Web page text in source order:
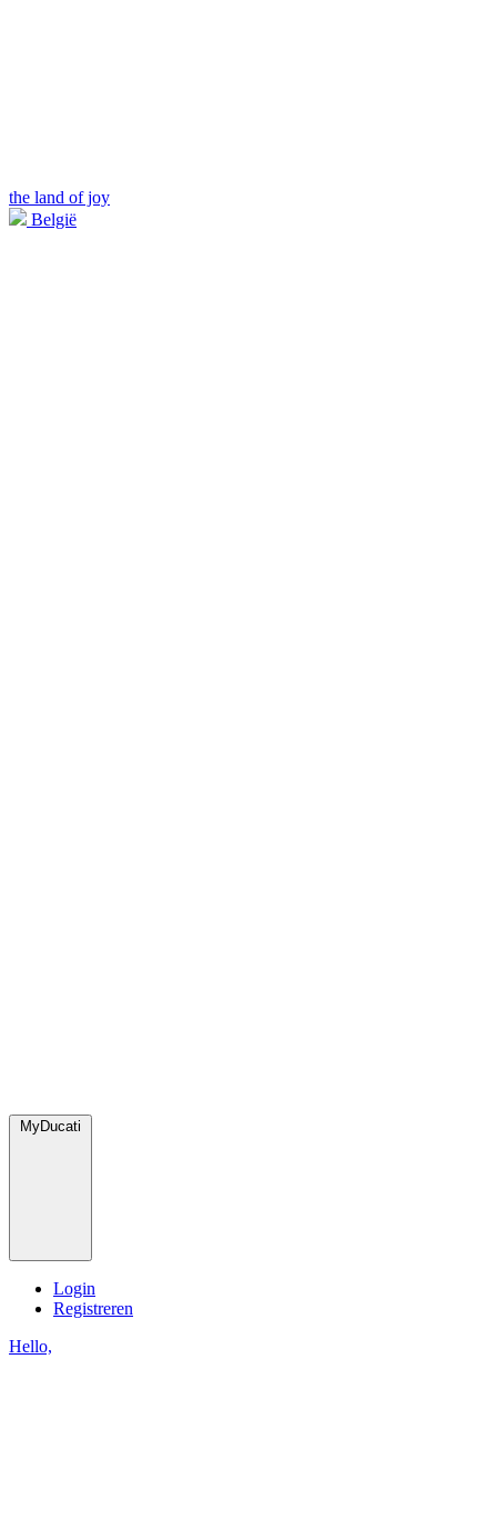
the land of joy
België
MyDucati
Login
Registreren
Hello,